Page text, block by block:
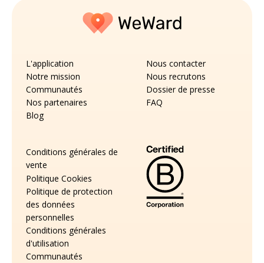
L'application
Notre mission
Communautés
Nos partenaires
Blog
Nous contacter
Nous recrutons
Dossier de presse
FAQ
Conditions générales de
vente
Politique Cookies
Politique de protection
des données
personnelles
Conditions générales
d'utilisation
Communautés